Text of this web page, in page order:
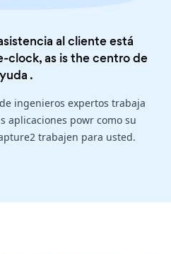
al cliente está
clock, as is thecentro de
.
ingenieros expertos trabaja
aplicaciones powr como su
trabajen para usted.